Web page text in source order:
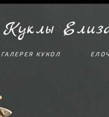
Куклы
ГАЛЕРЕЯ КУКОЛ